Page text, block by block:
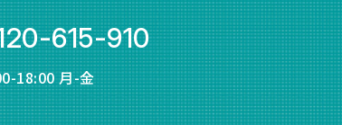
615-910
18:00 月-金